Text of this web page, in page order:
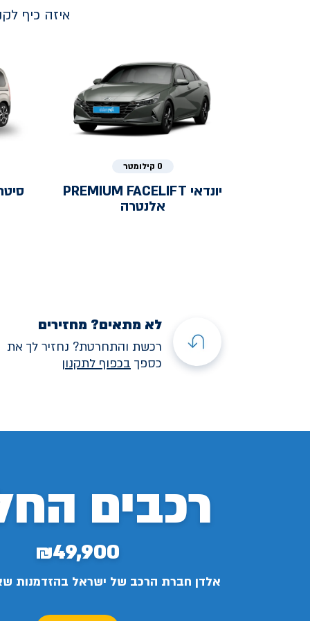
איזה כיף
0 קילומטר
יונדאי PREMIUM FACELIFT
אלנטרה
לא מתאים? מחזירים
רכשת והתחרטת? נחזיר לך את
כספך בכפוף לתקנון
רכבים
₪49,900
אלדן חברת הרכב של ישראל בהזדמנות